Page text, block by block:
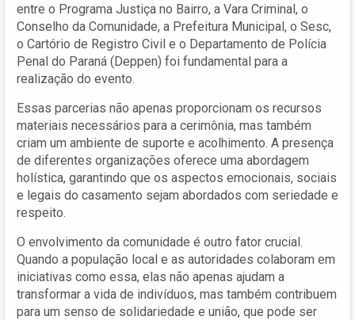
entre o Programa Justiça no Bairro, a Vara Criminal, o
Conselho da Comunidade, a Prefeitura Municipal, o Sesc,
o Cartório de Registro Civil e o Departamento de Polícia
Penal do Paraná (Deppen) foi fundamental para a
realização do evento.
Essas parcerias não apenas proporcionam os recursos
materiais necessários para a cerimônia, mas também
criam um ambiente de suporte e acolhimento. A presença
de diferentes organizações oferece uma abordagem
holística, garantindo que os aspectos emocionais, sociais
e legais do casamento sejam abordados com seriedade e
respeito.
O envolvimento da comunidade é outro fator crucial.
Quando a população local e as autoridades colaboram em
iniciativas como essa, elas não apenas ajudam a
transformar a vida de indivíduos, mas também contribuem
para um senso de solidariedade e união, que pode ser